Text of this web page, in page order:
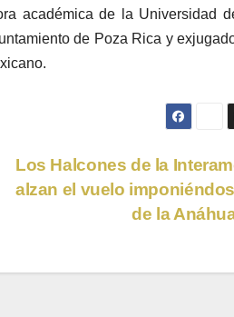
académica de la Universidad
de Poza Rica y
Los Halcones de la
alzan el vuelo
de la